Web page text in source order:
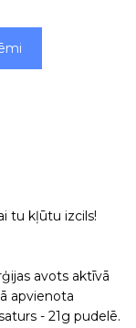
tu kļūtu izcils!
avots aktīvā
apvienota
- 21g pudelē.